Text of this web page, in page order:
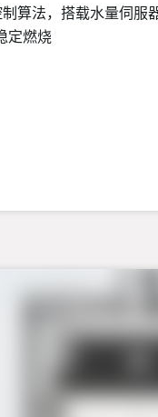
算法，搭载水量伺服
定燃烧